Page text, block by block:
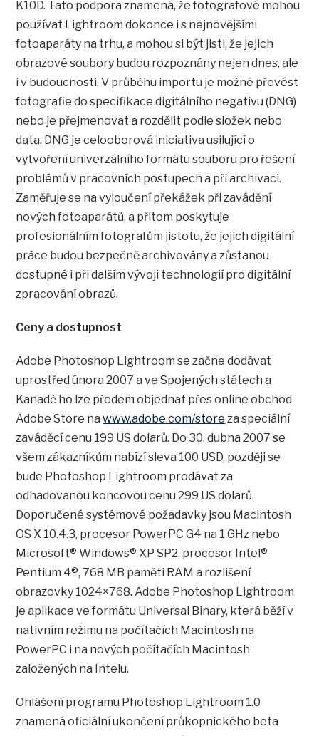
K10D. Tato podpora znamená, že fotografové mohou
používat Lightroom dokonce i s nejnovějšími
fotoaparáty na trhu, a mohou si být jisti, že jejich
obrazové soubory budou rozpoznány nejen dnes, ale
i v budoucnosti. V průběhu importu je možné převést
fotografie do specifikace digitálního negativu (DNG)
nebo je přejmenovat a rozdělit podle složek nebo
data. DNG je celooborová iniciativa usilující o
vytvoření univerzálního formátu souboru pro řešení
problémů v pracovních postupech a při archivaci.
Zaměřuje se na vyloučení překážek při zavádění
nových fotoaparátů, a přitom poskytuje
profesionálním fotografům jistotu, že jejich digitální
práce budou bezpečně archivovány a zůstanou
dostupné i při dalším vývoji technologií pro digitální
zpracování obrazů.
Ceny a dostupnost
Adobe Photoshop Lightroom se začne dodávat
uprostřed února 2007 a ve Spojených státech a
Kanadě ho lze předem objednat přes online obchod
Adobe Store nawww.adobe.com/store za speciální
zaváděcí cenu 199 US dolarů. Do 30. dubna 2007 se
všem zákazníkům nabízí sleva 100 USD, později se
bude Photoshop Lightroom prodávat za
odhadovanou koncovou cenu 299 US dolarů.
Doporučené systémové požadavky jsou Macintosh
OS X 10.4.3, procesor PowerPC G4 na 1 GHz nebo
Microsoft® Windows® XP SP2, procesor Intel®
Pentium 4®, 768 MB paměti RAM a rozlišení
obrazovky 1024×768. Adobe Photoshop Lightroom
je aplikace ve formátu Universal Binary, která běží v
nativním režimu na počítačích Macintosh na
PowerPC i na nových počítačích Macintosh
založených na Intelu.
Ohlášení programu Photoshop Lightroom 1.0
znamená oficiální ukončení průkopnického beta